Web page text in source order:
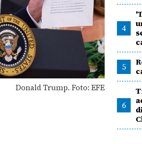
Donald Trump. Foto: EFE
4
5
6